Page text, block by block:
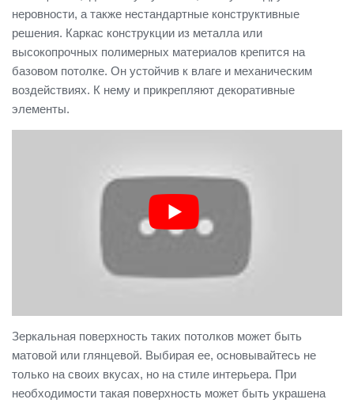
неровности, а также нестандартные конструктивные
решения. Каркас конструкции из металла или
высокопрочных полимерных материалов крепится на
базовом потолке. Он устойчив к влаге и механическим
воздействиях. К нему и прикрепляют декоративные
элементы.
Зеркальная поверхность таких потолков может быть
матовой или глянцевой. Выбирая ее, основывайтесь не
только на своих вкусах, но на стиле интерьера. При
необходимости такая поверхность может быть украшена